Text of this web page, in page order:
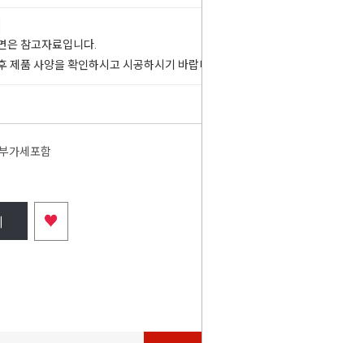
은 참고자료입니다.
제품 사양을 확인하시고 시공하시기 바랍니다.
가세포함
♥